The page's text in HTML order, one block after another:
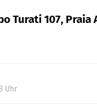
Turati 107, Praia
Uhr